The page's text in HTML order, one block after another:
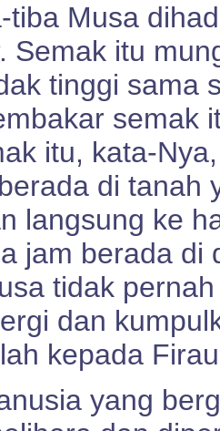
tiba Musa
Semak itu
tinggi sama
semak
itu, kata-
di tanah
langsung ke
jam berada di
tidak
dan
kepada
yang